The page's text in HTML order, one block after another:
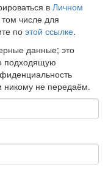
в Личном
числе для
по этой ссылке.
данные; это
подходящую
не передаём.